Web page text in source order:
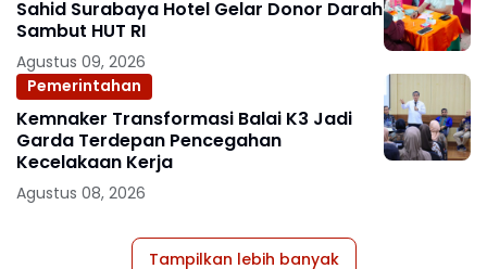
Sahid Surabaya Hotel Gelar Donor Darah
Sambut HUT RI
Agustus 09, 2026
Pemerintahan
Kemnaker Transformasi Balai K3 Jadi
Garda Terdepan Pencegahan
Kecelakaan Kerja
Agustus 08, 2026
Tampilkan lebih banyak